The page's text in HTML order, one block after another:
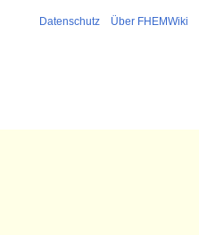
Datenschutz Über FHEMWiki